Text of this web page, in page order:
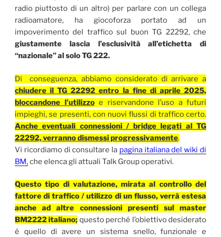
radio piuttosto di un altro) per parlare con un collega
radioamatore, ha giocoforza portato ad un
impoverimento del traffico sul buon TG 22292, che
giustamente lascia l’esclusività all’etichetta di
“nazionale” al solo TG 222.
Di conseguenza, abbiamo considerato di arrivare a
chiudere il TG 22292 entro la fine di aprile 2025,
bloccandone l’utilizzoe riservandone l’uso a futuri
impieghi, se presenti, con nuovi flussi di traffico certo.
Anche eventuali connessioni / bridge legati al TG
22292, verranno dismessi progressivamente.
Vi ricordiamo di consultare la pagina italiana del wiki di
BM,che elenca gli attuali Talk Group operativi.
Questo tipo di valutazione, mirata al controllo del
fattore di traffico / utilizzo di un flusso, verrà estesa
anche ad altre connessioni presenti sul master
BM2222 italiano; questo perché l’obiettivo desiderato
è quello di avere un sistema snello, funzionale e